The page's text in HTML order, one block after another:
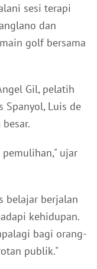
sesi terapi
dan
golf bersama
Gil, pelatih
Spanyol, Luis de
ujar
belajar berjalan
kehidupan.
bagi orang-
publik."